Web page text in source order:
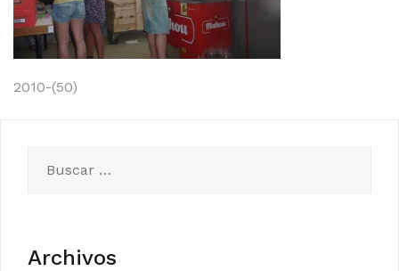
Navegación
entradas
2010-(50)
Archivos